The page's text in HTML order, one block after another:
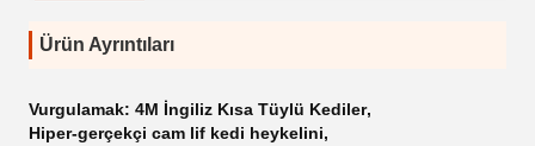
Ürün Ayrıntıları
Vurgulamak: 4M İngiliz Kısa Tüylü Kediler,
Hiper-gerçekçi cam lif kedi heykelini,